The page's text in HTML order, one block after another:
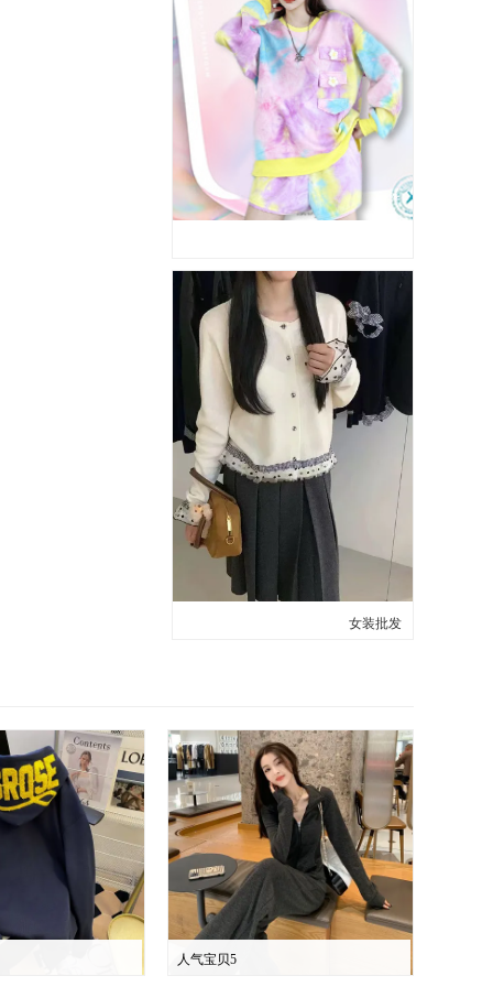
女装批发
人气宝贝5